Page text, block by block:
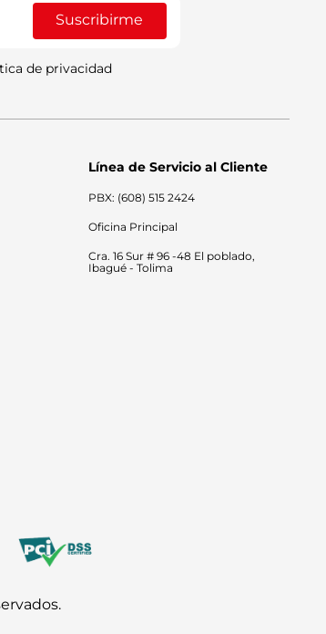
Suscribirme
de privacidad
Línea de Servicio al Cliente
PBX: (608) 515 2424
Oficina Principal
Cra. 16 Sur # 96 -48 El poblado,
Ibagué - Tolima